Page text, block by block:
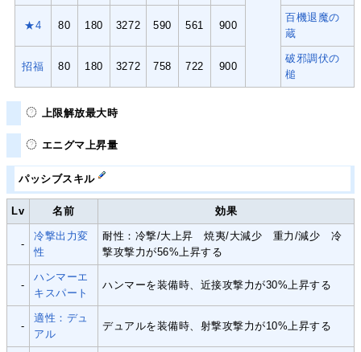
★4 80 180 3272 590 561 900
百機退魔の
蔵
招福 80 180 3272 758 722 900
破邪調伏の
槌
上限解放最大時
エニグマ上昇量
パッシブスキル
Lv 名前 効果
-
冷撃出力変
性
耐性：冷撃/大上昇 焼夷/大減少 重力/減少 冷
撃攻撃力が56%上昇する
-
ハンマーエ
キスパート
ハンマーを装備時、近接攻撃力が30%上昇する
-
適性：デュ
アル
デュアルを装備時、射撃攻撃力が10%上昇する